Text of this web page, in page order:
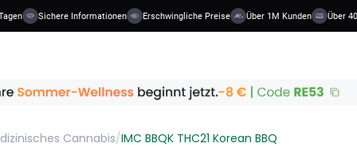
Sichere Informationen Erschwingliche Preise Über 1M Kunden Über 40
Cannabis/IMC BBQK THC21 Korean BBQ